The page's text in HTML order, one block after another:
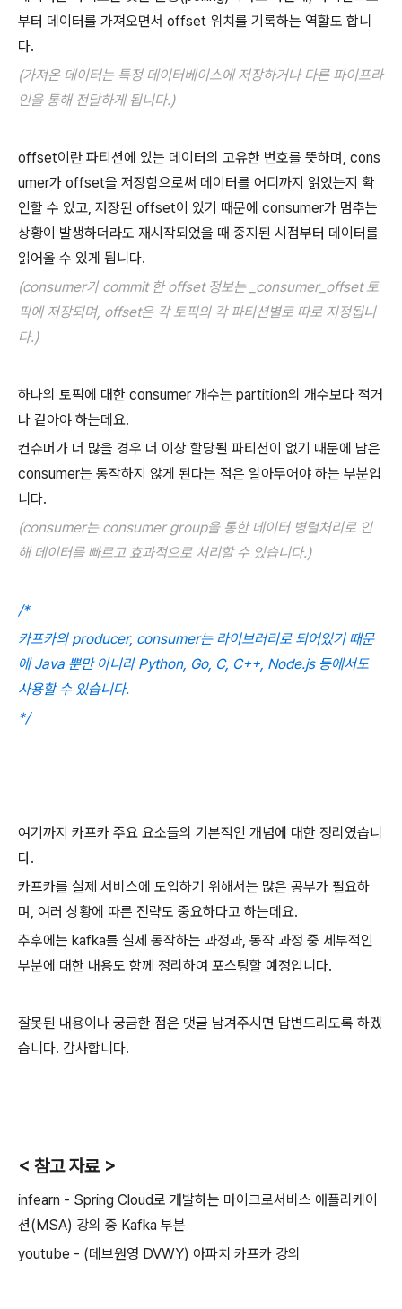
부터 데이터를 가져오면서 offset 위치를 기록하는 역할도 합니
다.
(가져온 데이터는 특정 데이터베이스에 저장하거나 다른 파이프라
인을 통해 전달하게 됩니다.)
offset이란 파티션에 있는 데이터의 고유한 번호를 뜻하며, cons
umer가 offset을 저장함으로써 데이터를 어디까지 읽었는지 확
인할 수 있고, 저장된 offset이 있기 때문에 consumer가 멈추는
상황이 발생하더라도 재시작되었을 때 중지된 시점부터 데이터를
읽어올 수 있게 됩니다.
(consumer가 commit 한 offset 정보는 _consumer_offset 토
픽에 저장되며, offset은 각 토픽의 각 파티션별로 따로 지정됩니
다.)
하나의 토픽에 대한 consumer 개수는 partition의 개수보다 적거
나 같아야 하는데요.
컨슈머가 더 많을 경우 더 이상 할당될 파티션이 없기 때문에 남은
consumer는 동작하지 않게 된다는 점은 알아두어야 하는 부분입
니다.
(consumer는 consumer group을 통한 데이터 병렬처리로 인
해 데이터를 빠르고 효과적으로 처리할 수 있습니다.)
/*
카프카의 producer, consumer는 라이브러리로 되어있기 때문
에 Java 뿐만 아니라 Python, Go, C, C++, Node.js 등에서도
사용할 수 있습니다.
*/
여기까지 카프카 주요 요소들의 기본적인 개념에 대한 정리였습니
다.
카프카를 실제 서비스에 도입하기 위해서는 많은 공부가 필요하
며, 여러 상황에 따른 전략도 중요하다고 하는데요.
추후에는 kafka를 실제 동작하는 과정과, 동작 과정 중 세부적인
부분에 대한 내용도 함께 정리하여 포스팅할 예정입니다.
잘못된 내용이나 궁금한 점은 댓글 남겨주시면 답변드리도록 하겠
습니다. 감사합니다.
< 참고 자료 >
infearn - Spring Cloud로 개발하는 마이크로서비스 애플리케이
션(MSA) 강의 중 Kafka 부분
youtube - (데브원영 DVWY) 아파치 카프카 강의